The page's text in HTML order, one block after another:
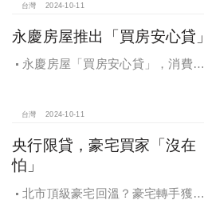
台灣 2024-10-11
永慶房屋推出「買房安心貸」
永慶房屋「買房安心貸」，消費者
產交易安全
台灣 2024-10-11
央行限貸，豪宅買家「沒在
怕」
北市頂級豪宅回溫？豪宅轉手獲利